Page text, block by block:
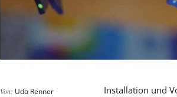
Von: Udo Renner
Installation und